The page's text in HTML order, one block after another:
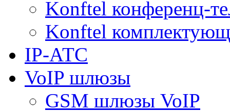
Konftel конференц-
Konftel
IP-АТС
VoIP шлюзы
GSM шлюзы VoIP